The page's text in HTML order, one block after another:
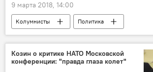
9 марта 2018, 14:00
Колумнисты
Политика
Президентские выборы в Литве — 2019
Литва
Даля Грибаускайте
Витаутас Ландсбергис
Неринга Венцкене
Козин о критике НАТО Московской
конференции: "правда глаза колет"